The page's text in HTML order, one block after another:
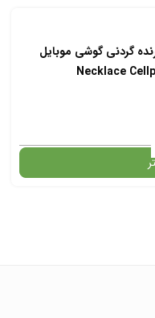
گردنی گوشی موبایل
و در دسترس نمی باشد.